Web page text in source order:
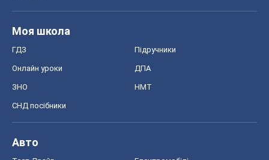
Моя школа
ГДЗ Підручники
Онлайн уроки ДПА
ЗНО НМТ
СНД посібники
Авто